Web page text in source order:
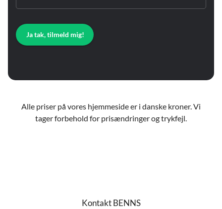
Ja tak, tilmeld mig!
Alle priser på vores hjemmeside er i danske kroner. Vi
tager forbehold for prisændringer og trykfejl.
Kontakt BENNS